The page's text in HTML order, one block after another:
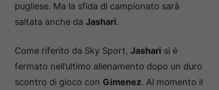
pugliese. Ma la sfida di campionato sarà
saltata anche da Jashari.
Come riferito da Sky Sport, Jashari si è
fermato nell’ultimo allenamento dopo un duro
scontro di gioco con Gimenez. Al momento il